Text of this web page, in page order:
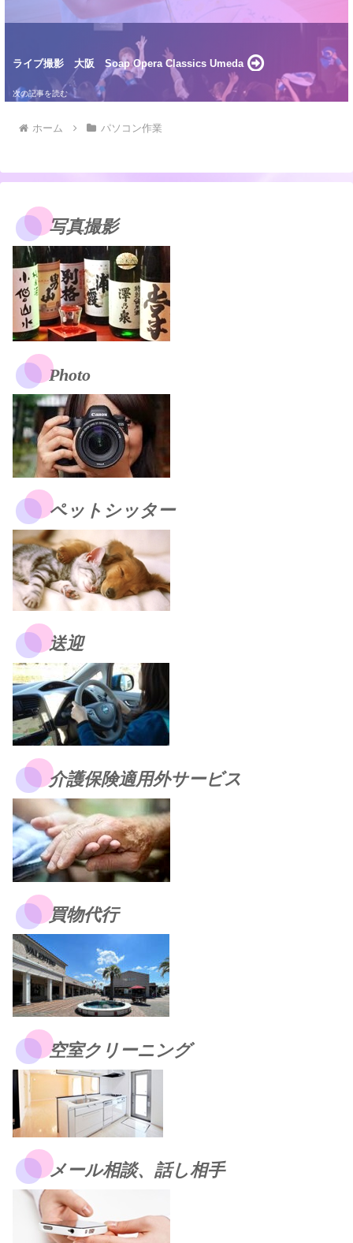
ライブ撮影 大阪 Soap Opera Classics Umeda
ホーム パソコン作業
写真撮影
Photo
ペットシッター
送迎
介護保険適用外サービス
買物代行
空室クリーニング
メール相談、話し相手